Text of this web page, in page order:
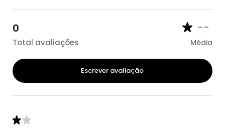
0
Total avaliações
--
Média
Escrever avaliação